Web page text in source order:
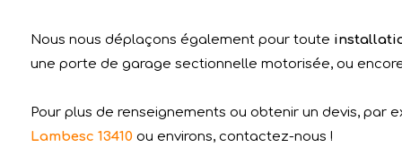
Nous nous déplaçons également pour toute
une porte de garage sectionnelle motorisée, ou
Pour plus de renseignements ou obtenir un devis, par
Lambesc 13410ou environs, contactez-nous !